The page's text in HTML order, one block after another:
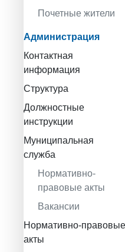
Почетные жители
Администрация
Контактная
информация
Структура
Должностные
инструкции
Муниципальная
служба
Нормативно-
правовые акты
Вакансии
Нормативно-правовые
акты